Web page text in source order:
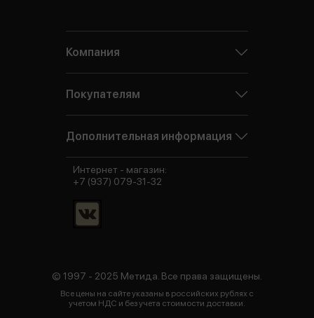
Компания
Покупателям
Дополнительная информация
© 1997 - 2025 Метида. Все права защищены.
Все цены на сайте указаны в российских рублях с
учетом НДС и без учета стоимости доставки.
Интернет - магазин:
+7 (937) 079-31-32